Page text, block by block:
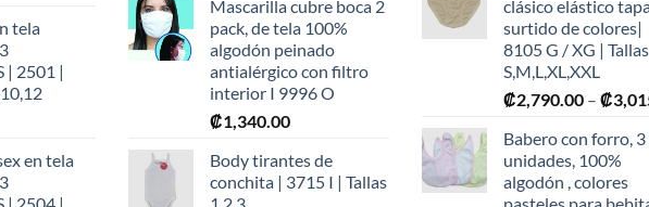
tela
| 2501 |
en tela
| 2504 |
Mascarilla cubre boca 2
pack, de tela 100%
algodón peinado
antialérgico con filtro
interior I 9996 O
₡1,340.00
Body tirantes de
conchita | 3715 I | Tallas
1,2,3
clásico elástico
surtido de colores|
8105 G / XG | Tallas
S,M,L,XL,XXL
₡2,790.00 – ₡
Babero con forro, 3
unidades, 100%
algodón , colores
pasteles para